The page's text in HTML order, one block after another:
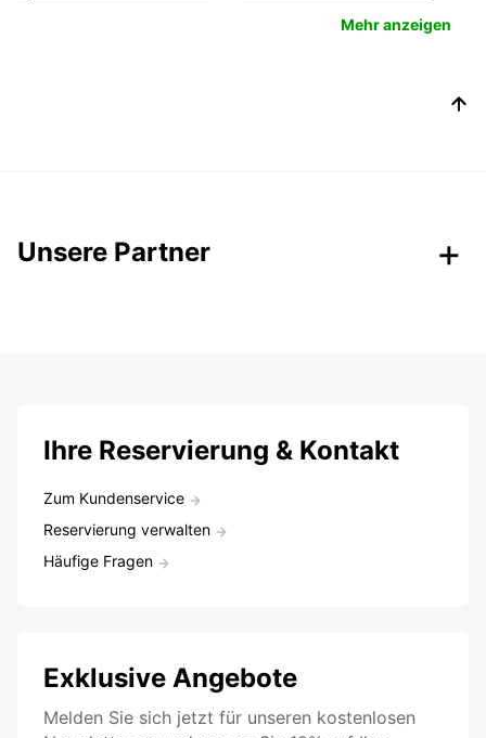
Mehr anzeigen
Unsere Partner
Ihre Reservierung & Kontakt
Zum Kundenservice
Reservierung verwalten
Häufige Fragen
Exklusive Angebote
Melden Sie sich jetzt für unseren kostenlosen